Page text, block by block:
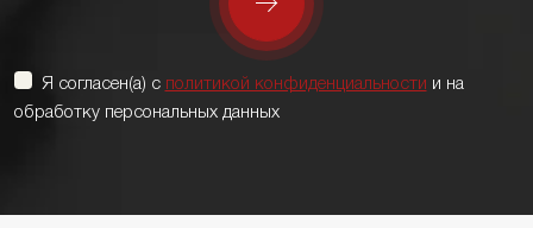
Я согласен(а) с политикой конфиденциальности и на
обработку персональных данных